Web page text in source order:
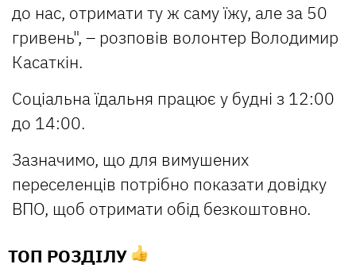
до нас, отримати ту ж саму їжу, але за 50
гривень", – розповів волонтер Володимир
Касаткін.
Соціальна їдальня працює у будні з 12:00
до 14:00.
Зазначимо, що для вимушених
переселенців потрібно показати довідку
ВПО, щоб отримати обід безкоштовно.
ТОП РОЗДІЛУ